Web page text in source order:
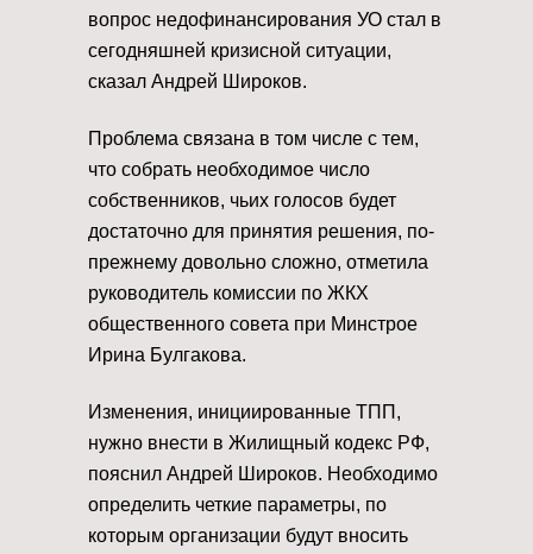
вопрос недофинансирования УО стал в
сегодняшней кризисной ситуации,
сказал Андрей Широков.
Проблема связана в том числе с тем,
что собрать необходимое число
собственников, чьих голосов будет
достаточно для принятия решения, по-
прежнему довольно сложно, отметила
руководитель комиссии по ЖКХ
общественного совета при Минстрое
Ирина Булгакова.
Изменения, инициированные ТПП,
нужно внести в Жилищный кодекс РФ,
пояснил Андрей Широков. Необходимо
определить четкие параметры, по
которым организации будут вносить